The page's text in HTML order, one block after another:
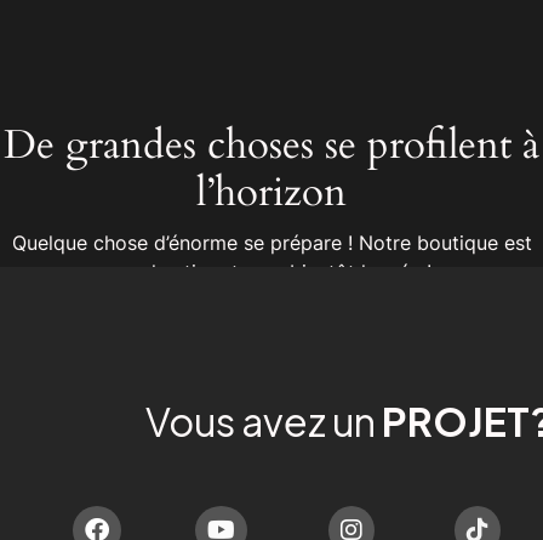
De grandes choses se profilent à
l’horizon
Quelque chose d’énorme se prépare ! Notre boutique est
en chantier et sera bientôt lancée !
Vous avez un